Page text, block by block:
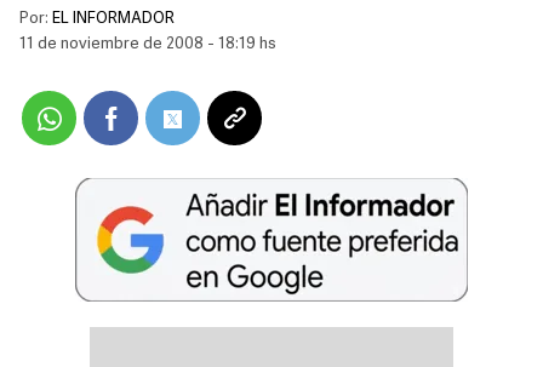
Por: EL INFORMADOR
11 de noviembre de 2008 - 18:19 hs